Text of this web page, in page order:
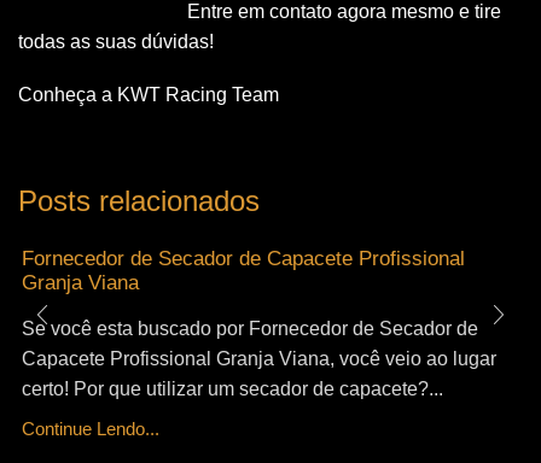
Entre em contato agora mesmo e tire
todas as suas dúvidas!
Conheça a KWT Racing Team
Posts relacionados
Fornecedor de Secador de Capacete Profissional
Granja Viana
Se você esta buscado por Fornecedor de Secador de
Capacete Profissional Granja Viana, você veio ao lugar
certo! Por que utilizar um secador de capacete?...
Continue Lendo...